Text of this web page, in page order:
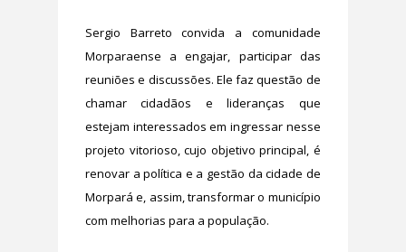
Sergio Barreto convida a comunidade
Morparaense a engajar, participar das
reuniões e discussões. Ele faz questão de
chamar cidadãos e lideranças que
estejam interessados em ingressar nesse
projeto vitorioso, cujo objetivo principal, é
renovar a política e a gestão da cidade de
Morpará e, assim, transformar o município
com melhorias para a população.